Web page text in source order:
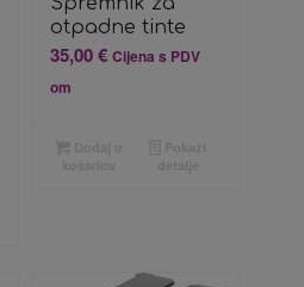
otpadne tinte
35,00€ Cijena s PDV
om